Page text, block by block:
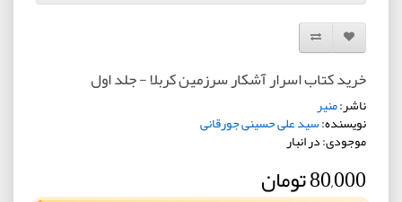
افزودن به لیست دلخواه
مقایسه این محصول
خرید کتاب اسرار آشکار سرزمین کربلا - جلد اول
ناشر:منیر
نویسنده:سید علی حسینی جورقانی
موجودی: در انبار
80,000 تومان